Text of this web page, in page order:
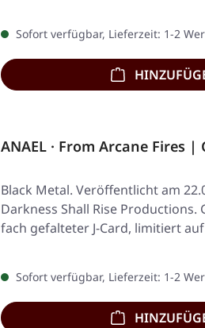
Sofort verfügbar, Lieferzeit: 1-2
ANAEL · From Arcane Fires |
Black Metal. Veröffentlicht am
Darkness Shall Rise Productions.
fach gefalteter J-Card, limitiert
Sofort verfügbar, Lieferzeit: 1-2